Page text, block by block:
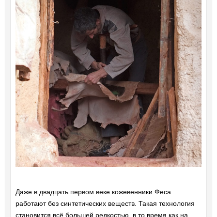
Даже в двадцать первом веке кожевенники Феса
работают без синтетических веществ. Такая технология
становится всё большей редкостью, в то время как на